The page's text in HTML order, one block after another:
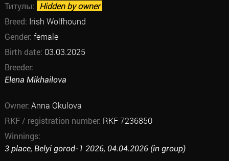
Титулы: Hidden by owner
Breed: Irish Wolfhound
Gender: female
Birth date: 03.03.2025
Breeder:
Elena Mikhailova
Owner: Anna Okulova
RKF / registration number: RKF 7236850
Winnings:
3 place, Belyi gorod-1 2026, 04.04.2026 (in group)